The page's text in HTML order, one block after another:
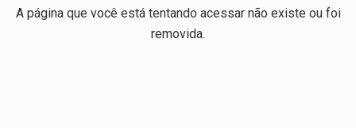
A página que você está tentando acessar não existe ou foi
removida.